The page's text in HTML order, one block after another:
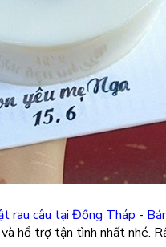
rau câu tại Đồng Tháp -
hổ trợ tận tình nhất nhé.